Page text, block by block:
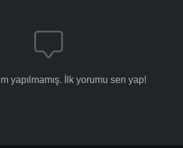
yapılmamış. İlk yorumu sen yap!